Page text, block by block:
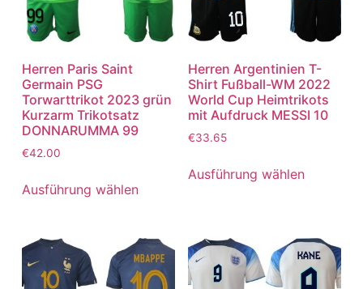
Herren Paris Saint
Germain PSG
Torwarttrikot 2023 grün
Kurzarm Trikotsatz
DONNARUMMA 99
€42.00
Ausführung wählen
Herren Argentinien T-
Shirt Fußball-WM 2022
World Cup Heimtrikots
mit Aufdruck MESSI 10
€33.65
Ausführung wählen